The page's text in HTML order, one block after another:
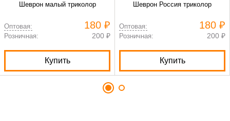
Шеврон малый триколор
Оптовая: 180 ₽
Розничная: 200 ₽
Купить
Шеврон Россия триколор
Оптовая: 180 ₽
Розничная: 200 ₽
Купить